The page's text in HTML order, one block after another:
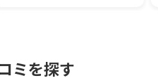
ミを探す